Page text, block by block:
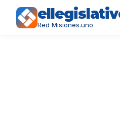
Red Misiones.uno